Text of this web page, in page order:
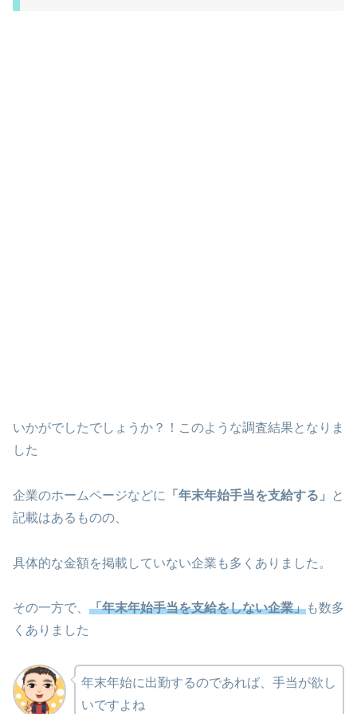
いかがでしたでしょうか？！このような調査結果となりま
した
企業のホームページなどに 「年末年始手当を支給する」
と
記載はあるものの、
具体的な金額を掲載していない企業も多くありました。
その一方で、 「年末年始手当を支給をしない企業」も数多
くありました
年末年始に出勤するのであれば、手当が欲し
いですよね